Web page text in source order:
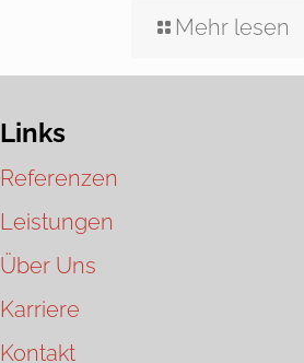
Mehr lesen
Links
Referenzen
Leistungen
Über Uns
Karriere
Kontakt